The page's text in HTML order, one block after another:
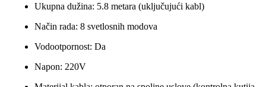
Ukupna dužina: 5.8 metara (uključujući kabl)
Način rada: 8 svetlosnih modova
Vodootpornost: Da
Napon: 220V